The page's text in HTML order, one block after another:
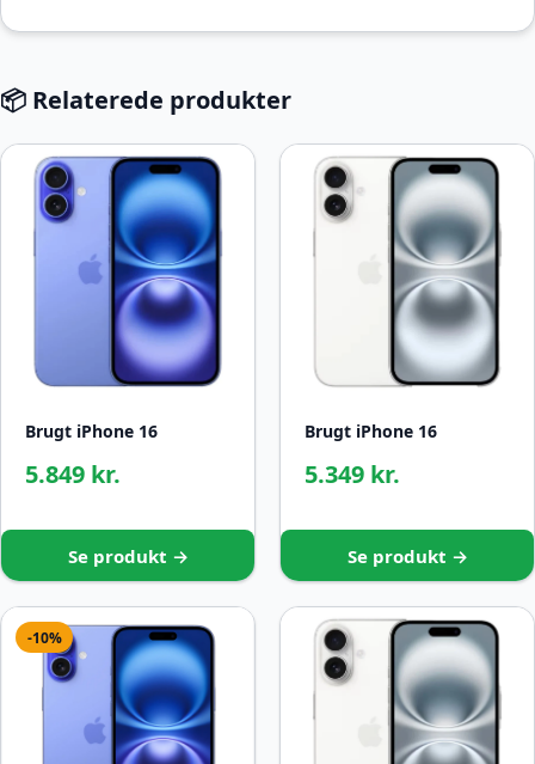
📦 Relaterede produkter
Brugt iPhone 16
5.849 kr.
Se produkt →
Brugt iPhone 16
5.349 kr.
Se produkt →
-10%